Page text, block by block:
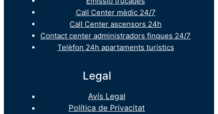
Call Center mèdic 24/7
Call Center ascensors 24h
Contact center administradors finques 24/7
Telèfon 24h apartaments turístics
Legal
Avís Legal
Política de Privacitat